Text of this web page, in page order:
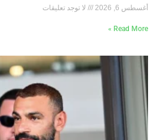
أغسطس 6, 2026 لا توجد تعليقات
Read More »